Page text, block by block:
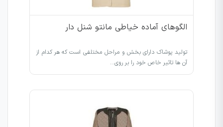
الگوهای آماده خیاطی مانتو شنل دار
تولید پوشاک دارای بخش و مراحل مختلفی است که هر کدام از
آن ها تاثیر خاص خود را بر روی…